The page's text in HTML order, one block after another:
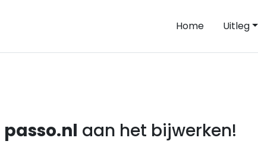
Home Uitleg
passo.nl aan het bijwerken!